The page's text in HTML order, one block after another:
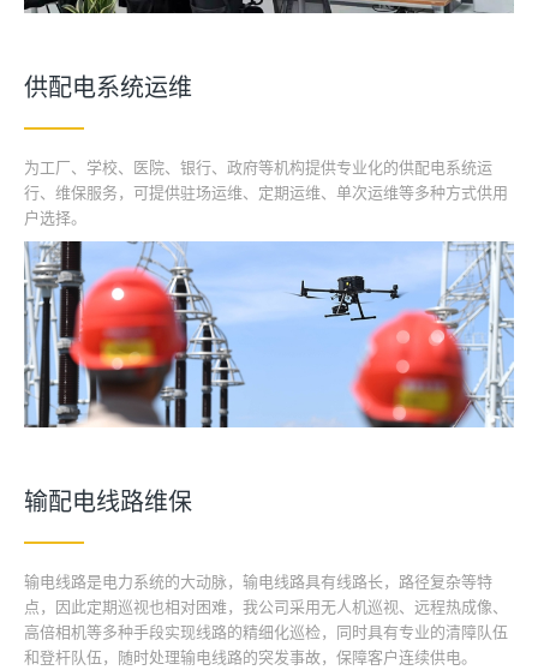
供配电系统运维
为工厂、学校、医院、银行、政府等机构提供专业化的供配电系统运
行、维保服务，可提供驻场运维、定期运维、单次运维等多种方式供用
户选择。
输配电线路维保
输电线路是电力系统的大动脉，输电线路具有线路长，路径复杂等特
点，因此定期巡视也相对困难，我公司采用无人机巡视、远程热成像、
高倍相机等多种手段实现线路的精细化巡检，同时具有专业的清障队伍
和登杆队伍，随时处理输电线路的突发事故，保障客户连续供电。